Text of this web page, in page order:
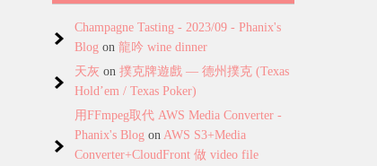
Champagne Tasting - 2023/09 - Phanix's
Blog on 龍吟 wine dinner
天灰 on 撲克牌遊戲 — 德州撲克 (Texas
Hold’em / Texas Poker)
用FFmpeg取代 AWS Media Converter -
Phanix's Blog on AWS S3+Media
Converter+CloudFront 做 video file